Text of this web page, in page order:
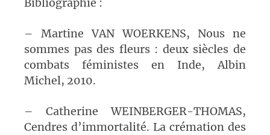
– Martine VAN WOERKENS, Nous ne
sommes pas des fleurs : deux siècles de
combats féministes en Inde, Albin
Michel, 2010.
– Catherine WEINBERGER-THOMAS,
Cendres d’immortalité. La crémation des